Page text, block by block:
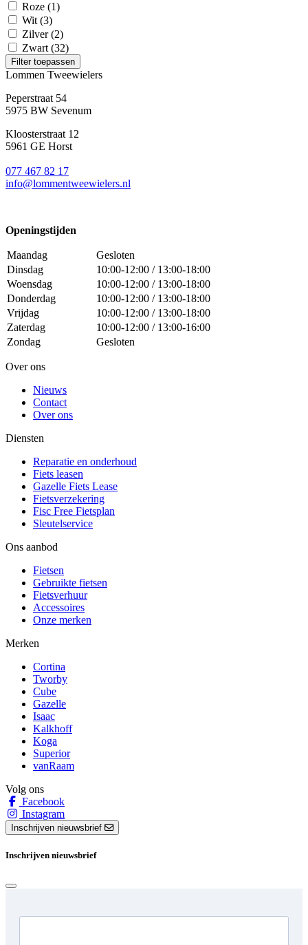
Roze (1)
Wit (3)
Zilver(2)
Zwart (32)
Filter toepassen
Lommen Tweewielers
Peperstraat 54
5975 BW Sevenum
Kloosterstraat 12
5961 GE Horst
077 467 82 17
info@lommentweewielers.nl
Openingstijden
Maandag
Gesloten
Dinsdag
10:00-12:00 / 13:00-18:00
Woensdag
10:00-12:00 / 13:00-18:00
Donderdag
10:00-12:00 / 13:00-18:00
Vrijdag
10:00-12:00 / 13:00-18:00
Zaterdag
10:00-12:00 / 13:00-16:00
Zondag
Gesloten
Over ons
Nieuws
Contact
Over ons
Diensten
Reparatie en onderhoud
Fiets leasen
Gazelle Fiets Lease
Fietsverzekering
Fisc Free Fietsplan
Sleutelservice
Ons aanbod
Fietsen
Gebruikte fietsen
Fietsverhuur
Accessoires
Onze merken
Merken
Cortina
Tworby
Cube
Gazelle
Isaac
Kalkhoff
Koga
Superior
vanRaam
Volg ons
Facebook
Instagram
Inschrijven nieuwsbrief
Inschrijven nieuwsbrief